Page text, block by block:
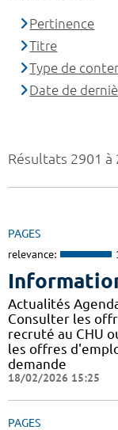
Résultats 2901
PAGES
relevance:
Actualités
Consulter les
recruté au CHU
les offres
demande
18/02/2026 15:25
PAGES
Pertinence
Titre
Type de
Date de